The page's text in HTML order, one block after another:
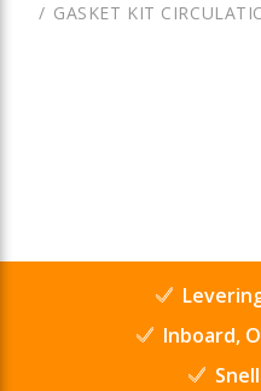
GASKET KIT
Inboard,